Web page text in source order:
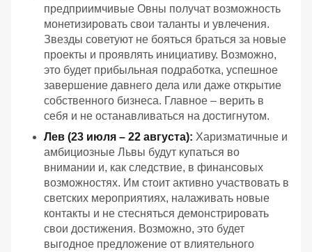
предприимчивые Овны получат возможность
монетизировать свои таланты и увлечения.
Звезды советуют не бояться браться за новые
проекты и проявлять инициативу. Возможно,
это будет прибыльная подработка, успешное
завершение давнего дела или даже открытие
собственного бизнеса. Главное – верить в
себя и не останавливаться на достигнутом.
Лев (23 июля – 22 августа): Харизматичные и
амбициозные Львы будут купаться во
внимании и, как следствие, в финансовых
возможностях. Им стоит активно участвовать в
светских мероприятиях, налаживать новые
контакты и не стесняться демонстрировать
свои достижения. Возможно, это будет
выгодное предложение от влиятельного